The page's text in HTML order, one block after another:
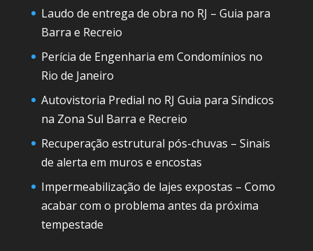
Laudo de entrega de obra no RJ – Guia para
Barra e Recreio
Perícia de Engenharia em Condomínios no
Rio de Janeiro
Autovistoria Predial no RJ Guia para Síndicos
na Zona Sul Barra e Recreio
Recuperação estrutural pós-chuvas – Sinais
de alerta em muros e encostas
Impermeabilização de lajes expostas – Como
acabar com o problema antes da próxima
tempestade